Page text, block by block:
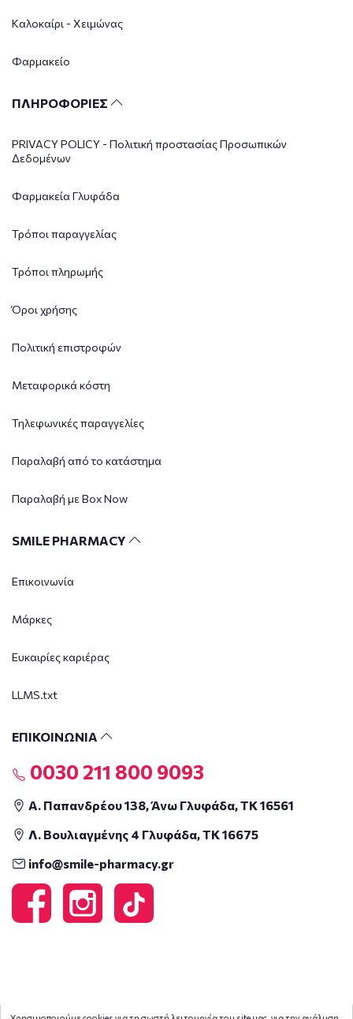
Καλοκαίρι - Χειμώνας
Φαρμακείο
ΠΛΗΡΟΦΟΡΙΕΣ
PRIVACY POLICY - Πολιτική προστασίας Προσωπικών
Δεδομένων
Φαρμακεία Γλυφάδα
Τρόποι παραγγελίας
Τρόποι πληρωμής
Όροι χρήσης
Πολιτική επιστροφών
Μεταφορικά κόστη
Τηλεφωνικές παραγγελίες
Παραλαβή από το κατάστημα
Παραλαβή με Box Now
SMILE PHARMACY
Επικοινωνία
Μάρκες
Ευκαιρίες καριέρας
LLMS.txt
ΕΠΙΚΟΙΝΩΝΙΑ
0030 211 800 9093
Α. Παπανδρέου 138, Άνω Γλυφάδα, ΤΚ 16561
Λ. Βουλιαγμένης 4 Γλυφάδα, ΤΚ 16675
info@smile-pharmacy.gr